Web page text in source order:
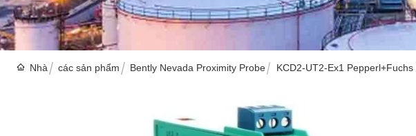
Nhà các sản phẩm Bently Nevada Proximity Probe KCD2-UT2-Ex1